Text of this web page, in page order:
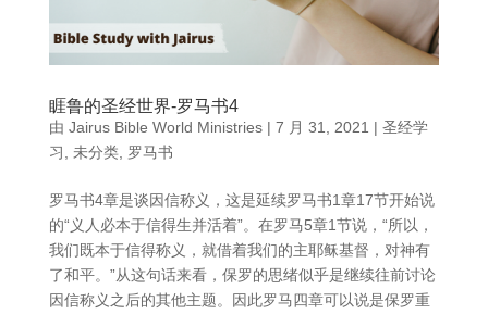
睚鲁的圣经世界-罗马书4
由 Jairus Bible World Ministries| 7 月 31, 2021 | 圣经学
习, 未分类, 罗马书
罗马书4章是谈因信称义，这是延续罗马书1章17节开始说
的“义人必本于信得生并活着”。在罗马5章1节说，“所以，
我们既本于信得称义，就借着我们的主耶稣基督，对神有
了和平。”从这句话来看，保罗的思绪似乎是继续往前讨论
因信称义之后的其他主题。因此罗马四章可以说是保罗重